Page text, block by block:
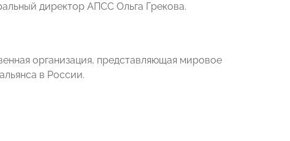
директор АПСС Ольга Грекова.
организация, представляющая мировое
в России.